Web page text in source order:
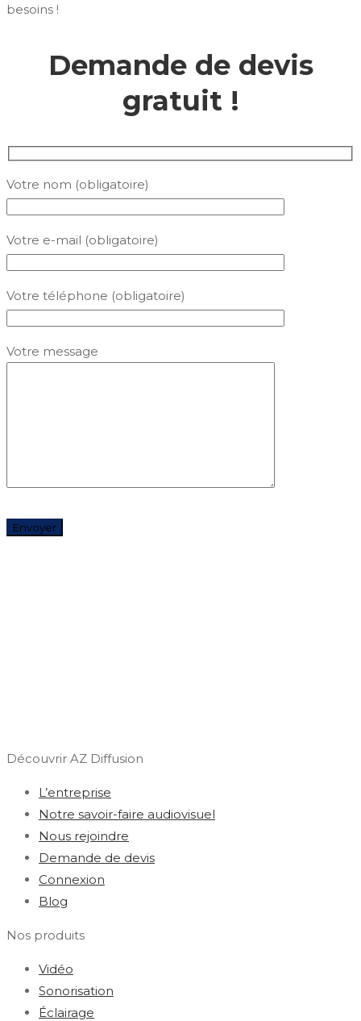
besoins !
Demande de devis
gratuit !
Votre nom (obligatoire)
Votre e-mail (obligatoire)
Votre téléphone (obligatoire)
Votre message
Découvrir AZ Diffusion
L’entreprise
Notre savoir-faire audiovisuel
Nous rejoindre
Demande de devis
Connexion
Blog
Nos produits
Vidéo
Sonorisation
Éclairage